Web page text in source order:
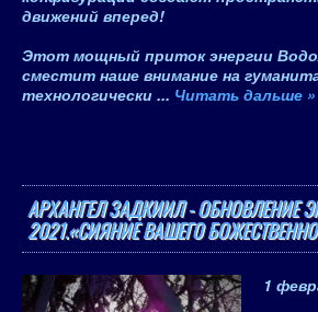
движений вперед!
Этот мощный приток энергии
сместит наше внимание на
технологически ... Читать дальше »
АРХАНГЕЛ ЗАДКИИЛ - ОБНОВЛЕНИЕ
2021.«СИЯНИЕ ВАШЕГО
1